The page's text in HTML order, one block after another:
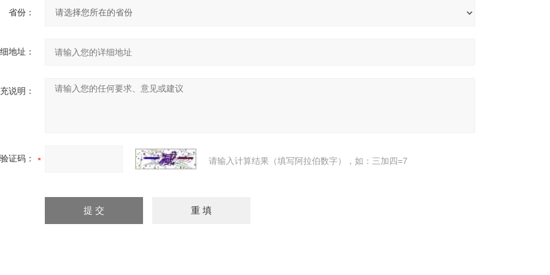
省份：
地址：
说明：
验证码： 请输入计算结果（填写阿拉伯数字），如：三加四=7